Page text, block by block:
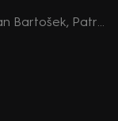
24. série, 225. epizoda: 360°, Jan Bartošek, Patrik Nacher, Lukáš Jelínek, Jan Kubáček - 12.8. v 22:00